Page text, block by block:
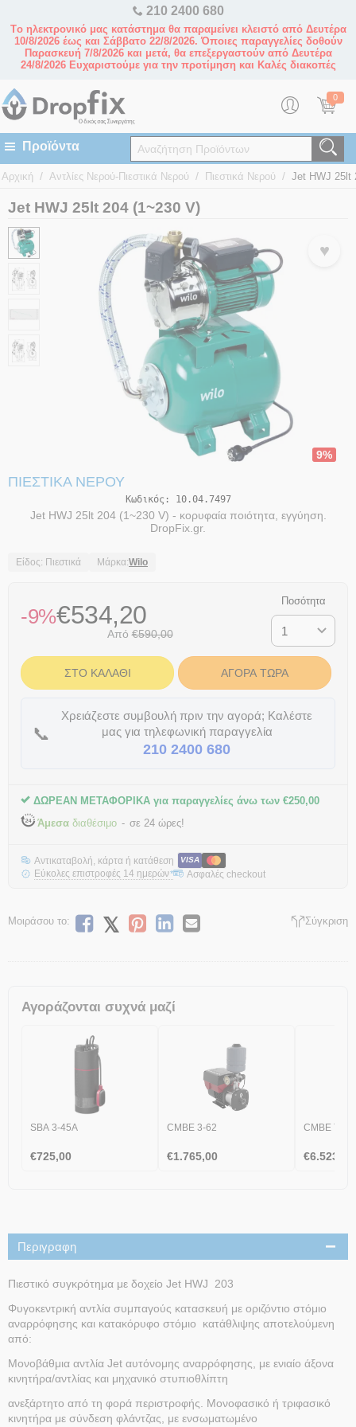
210 2400 680
Tο ηλεκτρονικό μας κατάστημα θα παραμείνει κλειστό από Δευτέρα
10/8/2026 έως και Σάββατο 22/8/2026. Όποιες παραγγελίες δοθούν
Παρασκευή 7/8/2026 και μετά, θα επεξεργαστούν από Δευτέρα
24/8/2026 Ευχαριστούμε για την προτίμηση και Καλές διακοπές
0
Αρχική / Αντλίες Νερού-Πιεστικά Νερού / Πιεστικά Νερού / Jet HWJ 25lt
Jet HWJ 25lt 204 (1~230 V)
♥
9%
ΠΙΕΣΤΙΚΆ ΝΕΡΟΎ
Κωδικός: 10.04.7497
Jet HWJ 25lt 204 (1~230 V) - κορυφαία ποιότητα, εγγύηση.
DropFix.gr.
Είδος: Πιεστικά Μάρκα:Wilo
-9%€534,20
Από €590,00
Ποσότητα
ΣΤΟ ΚΑΛΆΘΙ ΑΓΟΡΆ ΤΏΡΑ
📞
Χρειάζεστε συμβουλή πριν την αγορά; Καλέστε
μας για τηλεφωνική παραγγελία
210 2400 680
ΔΩΡΕΑΝ ΜΕΤΑΦΟΡΙΚΑ για παραγγελίες άνω των €250,00
Άμεσα διαθέσιμο σε 24 ώρες!
Αντικαταβολή, κάρτα ή κατάθεση VISA
Εύκολες επιστροφές 14 ημερών* Ασφαλές checkout
Μοιράσου το: Σύγκριση
Αγοράζονται συχνά μαζί
SBA 3-45A
€725,00
CMBE 3-62
€1.765,00
CMBE
€6.523,00
Περιγραφη
Πιεστικό συγκρότημα με δοχείο Jet HWJ 203
Φυγοκεντρική αντλία συμπαγούς κατασκευή με οριζόντιο στόμιο
αναρρόφησης και κατακόρυφο στόμιο κατάθλιψης αποτελούμενη
από:
Μονοβάθμια αντλία Jet αυτόνομης αναρρόφησης, με ενιαίο άξονα
κινητήρα/αντλίας και μηχανικό στυπιοθλίπτη
ανεξάρτητο από τη φορά περιστροφής. Μονοφασικό ή τριφασικό
κινητήρα με σύνδεση φλάντζας, με ενσωματωμένο